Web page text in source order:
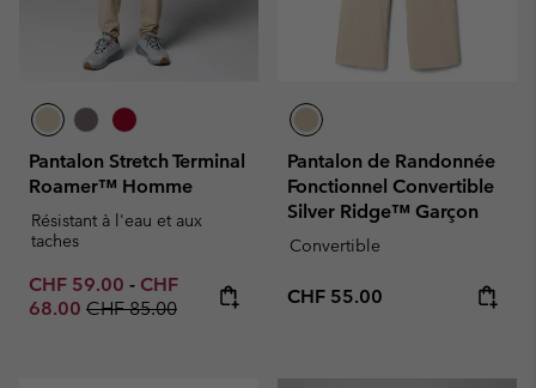
Pantalon Stretch Terminal
Roamer™ Homme
Résistant à l'eau et aux
taches
Minimum sale price:
CHF 59.00 - Maximum sale price:
CHF
68.00 Regular price:
CHF 85.00
Pantalon de Randonnée
Fonctionnel Convertible
Silver Ridge™ Garçon
Convertible
Regular price:
CHF 55.00